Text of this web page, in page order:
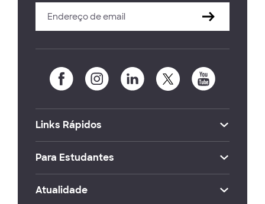
Links Rápidos
Para Estudantes
Atualidade